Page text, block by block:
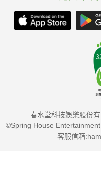
春水堂科技娛樂股份
©Spring House
客服信箱